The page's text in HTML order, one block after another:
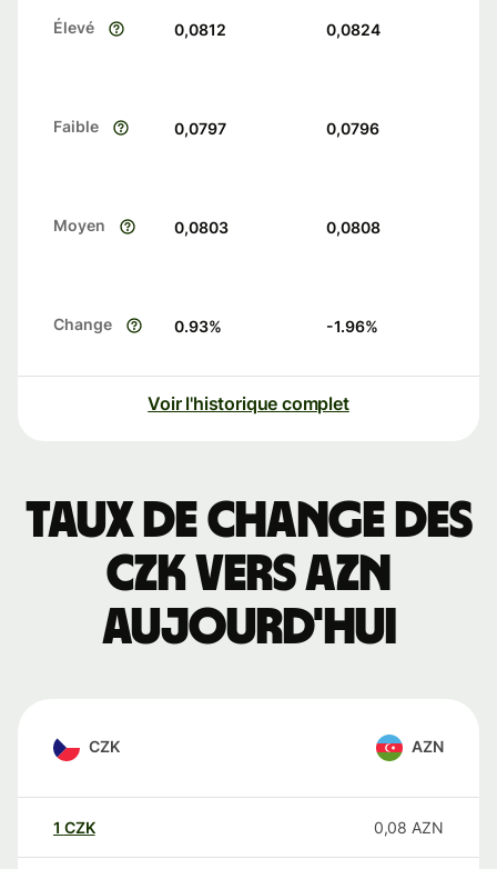
Élevé 0,0812 0,0824
Faible 0,0797 0,0796
Moyen 0,0803 0,0808
Change 0.93% -1.96%
Voir l'historique complet
Taux de change des
CZK vers AZN
aujourd'hui
CZK AZN
1 CZK 0,08 AZN